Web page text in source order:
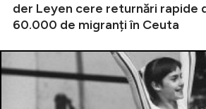
der Leyen cere returnări rapide
60.000 de migranți în Ceuta